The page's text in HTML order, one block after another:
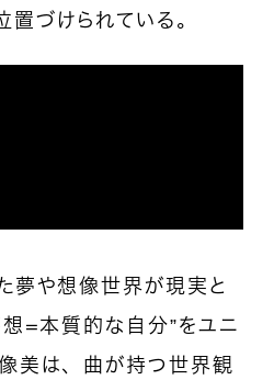
づけられている。
夢や想像世界が現実と
＝本質的な自分”をユニ
美は、曲が持つ世界観